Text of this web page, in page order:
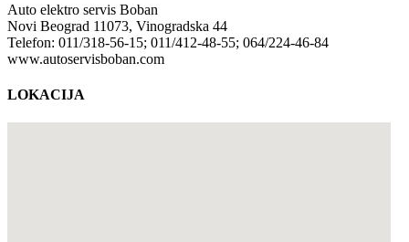
Auto elektro servis Boban
Novi Beograd 11073, Vinogradska 44
Telefon: 011/318-56-15; 011/412-48-55; 064/224-46-84
www.autoservisboban.com
LOKACIJA